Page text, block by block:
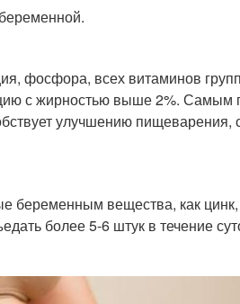
фосфора, всех витаминов
с жирностью выше 2%. Самым
улучшению
беременным вещества, как
более 5-6 штук в течение